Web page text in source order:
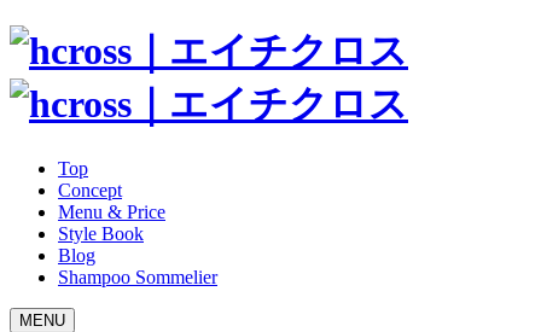
Top
Concept
Menu & Price
Style Book
Blog
Shampoo Sommelier
MENU